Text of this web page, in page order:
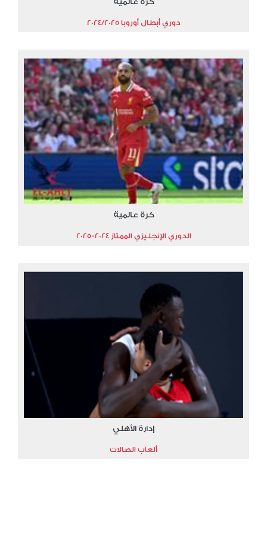
دوري أبطال أوروبا 2024/2025
كرة عالمية
الدوري الإنجليزي الممتاز 2024-2025
إدارة الأهلي
ألعاب الصالات